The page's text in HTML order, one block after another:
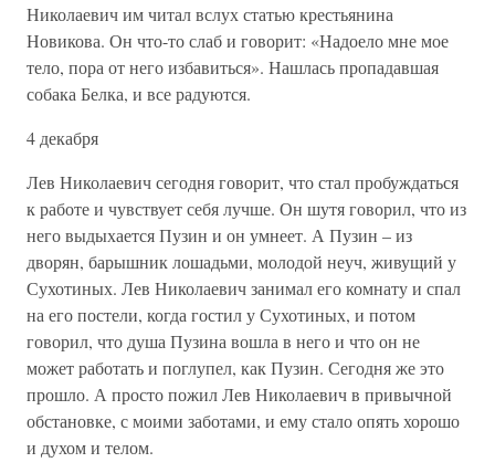
Николаевич им читал вслух статью крестьянина
Новикова. Он что-то слаб и говорит: «Надоело мне мое
тело, пора от него избавиться». Нашлась пропадавшая
собака Белка, и все радуются.
4 декабря
Лев Николаевич сегодня говорит, что стал пробуждаться
к работе и чувствует себя лучше. Он шутя говорил, что из
него выдыхается Пузин и он умнеет. А Пузин – из
дворян, барышник лошадьми, молодой неуч, живущий у
Сухотиных. Лев Николаевич занимал его комнату и спал
на его постели, когда гостил у Сухотиных, и потом
говорил, что душа Пузина вошла в него и что он не
может работать и поглупел, как Пузин. Сегодня же это
прошло. А просто пожил Лев Николаевич в привычной
обстановке, с моими заботами, и ему стало опять хорошо
и духом и телом.